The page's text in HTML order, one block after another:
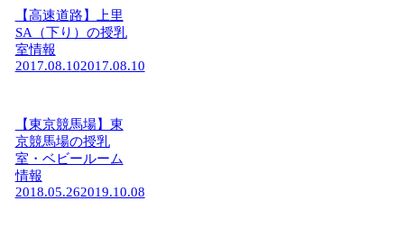
【高速道路】上里
SA（下り）の授乳
室情報
2017.08.102017.08.10
【東京競馬場】東
京競馬場の授乳
室・ベビールーム
情報
2018.05.262019.10.08